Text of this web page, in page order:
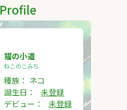
Profile
猫の小道
ねこのこみち
種族： ネコ
誕生日：
未登録
デビュー：
未登録